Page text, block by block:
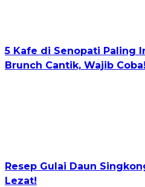
5 Kafe di Senopati Paling
Brunch Cantik, Wajib Coba!
Resep Gulai Daun
Lezat!